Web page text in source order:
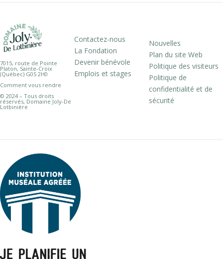
7015, route de Pointe
Platon, Sainte-Croix
(Québec) G0S 2H0
Comment vous rendre
© 2024 – Tous droits
réservés, Domaine Joly-De
Lotbinière
Contactez-nous
La Fondation
Devenir bénévole
Emplois et stages
Nouvelles
Plan du site Web
Politique des visiteurs
Politique de
confidentialité et de
sécurité